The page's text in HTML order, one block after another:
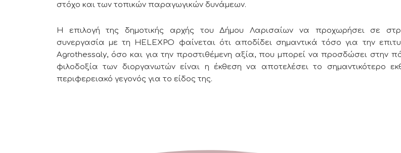
στόχο και των τοπικών παραγωγικών δυνάμεων.
Η επιλογή της δημοτικής αρχής του Δήμου Λαρισαίων να προχωρήσει σε
συνεργασία με τη HELEXPO φαίνεται ότι αποδίδει σημαντικά τόσο για την
Agrothessaly, όσο και για την προστιθέμενη αξία, που μπορεί να προσδώσει στην
φιλοδοξία των διοργανωτών είναι η έκθεση να αποτελέσει το σημαντικότερο
περιφερειακό γεγονός για το είδος της.